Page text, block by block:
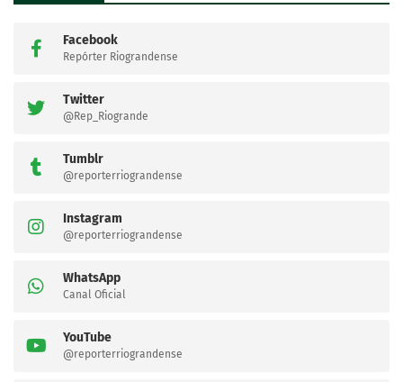
Facebook
Repórter Riograndense
Twitter
@Rep_Riogrande
Tumblr
@reporterriograndense
Instagram
@reporterriograndense
WhatsApp
Canal Oficial
YouTube
@reporterriograndense